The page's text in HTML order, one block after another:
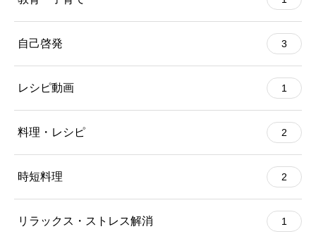
自己啓発 3
レシピ動画 1
料理・レシピ 2
時短料理 2
リラックス・ストレス解消 1